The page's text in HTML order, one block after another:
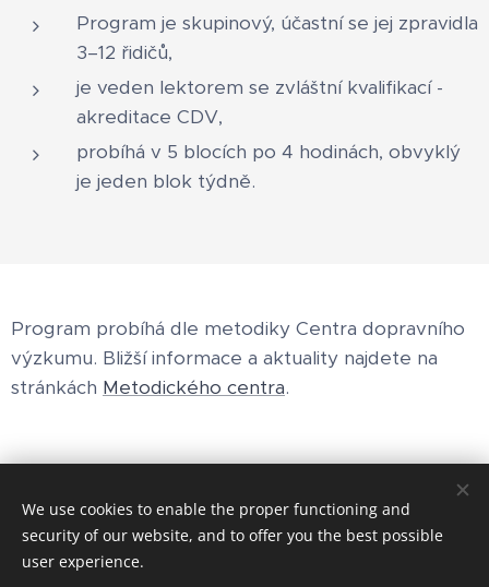
Program je skupinový, účastní se jej zpravidla
3–12 řidičů,
je veden lektorem se zvláštní kvalifikací -
akreditace CDV,
probíhá v 5 blocích po 4 hodinách, obvyklý
je jeden blok týdně.
Program probíhá dle metodiky Centra dopravního
výzkumu. Bližší informace a aktuality najdete na
stránkách Metodického centra.
Petr Kolouch - psycholog a psychoterapeut
We use cookies to enable the proper functioning and
security of our website, and to offer you the best possible
user experience.